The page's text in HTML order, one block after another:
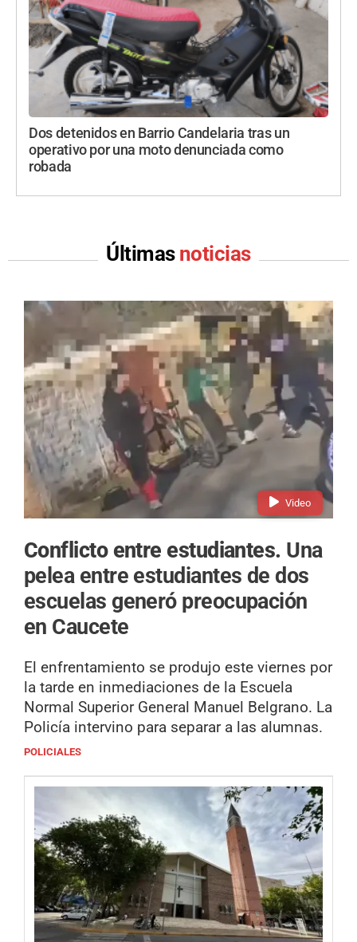
Dos detenidos en Barrio Candelaria tras un
operativo por una moto denunciada como
robada
Últimas noticias
Video
Conflicto entre estudiantes. Una
pelea entre estudiantes de dos
escuelas generó preocupación
en Caucete
El enfrentamiento se produjo este viernes por
la tarde en inmediaciones de la Escuela
Normal Superior General Manuel Belgrano. La
Policía intervino para separar a las alumnas.
POLICIALES